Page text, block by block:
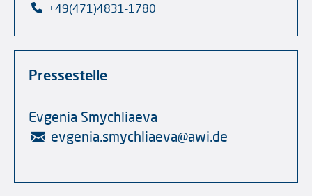
+49(471)4831-1780
Pressestelle
Evgenia Smychliaeva
evgenia.smychliaeva@awi.de